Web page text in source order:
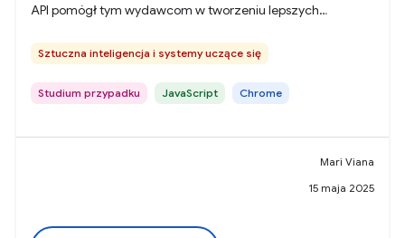
API pomógł tym wydawcom w tworzeniu lepszych
Sztuczna inteligencja i systemy uczące się
Studium przypadku JavaScript Chrome
Mari Viana
15 maja 2025